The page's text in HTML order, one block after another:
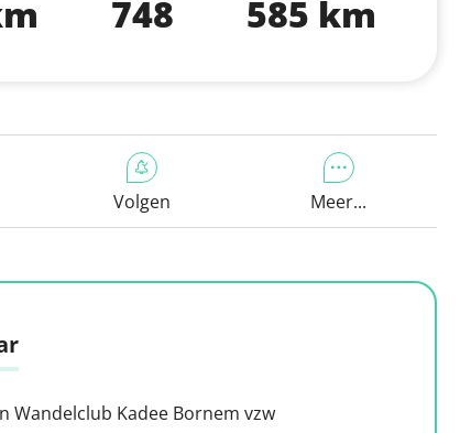
748 585 km
Volgen Meer...
Wandelclub Kadee Bornem vzw